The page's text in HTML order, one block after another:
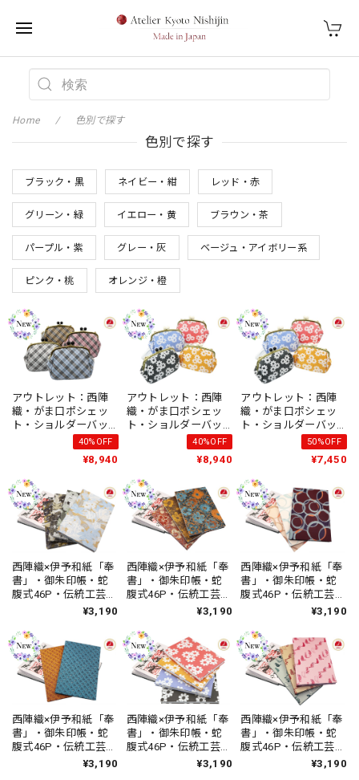
Home 色別で探す
色別で探す
ブラック・黒 ネイビー・紺 レッド・赤
グリーン・緑 イエロー・黄 ブラウン・茶
パープル・紫 グレー・灰 ベージュ・アイボリー系
ピンク・桃 オレンジ・橙
アウトレット：西陣
織・がま口ポシェッ
ト・ショルダーバッ
グ・伝統工芸・ター
タンチェック・ライ
トブルー・普段使
い・ハンドメイド・
レディース・日本製
40%OFF
¥8,940
アウトレット：西陣
織・がま口ポシェッ
ト・ショルダーバッ
グ・伝統工芸・ポッ
プフラワー・ブル
ー・普段使い・ハン
ドメイド・レディー
ス・日本製
40%OFF
¥8,940
アウトレット：西陣
織・がま口ポシェッ
ト・ショルダーバッ
グ・伝統工芸・ポッ
プフラワー・オレン
ジ・普段使い・ハン
ドメイド・レディー
ス・日本製
50%OFF
¥7,450
西陣織×伊予和紙「奉
書」・御朱印帳・蛇
腹式46P・伝統工芸・
百花繚乱・ハンドメ
ス・日本製
¥3,190
西陣織×伊予和紙「奉
書」・御朱印帳・蛇
腹式46P・伝統工芸・
昭和レトロ・レトロ
イド・ユニセック
ス・日本製
¥3,190
西陣織×伊予和紙「奉
書」・御朱印帳・蛇
腹式46P・伝統工芸・
昭和レトロ・レトロ
ド・ユニセックス・
日本製
¥3,190
西陣織×伊予和紙「奉
書」・御朱印帳・蛇
腹式46P・伝統工芸・
昭和レトロ・レトロ
¥3,190
西陣織×伊予和紙「奉
書」・御朱印帳・蛇
腹式46P・伝統工芸・
ポップフラワー・ハ
¥3,190
西陣織×伊予和紙「奉
書」・御朱印帳・蛇
腹式46P・伝統工芸・
猫まみれ・ハンドメ
¥3,190